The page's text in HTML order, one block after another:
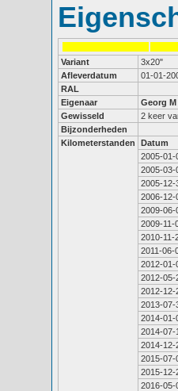
Variant
3x20"
Afleverdatum
01-01-
RAL
Eigenaar
Georg M
Gewisseld
2 keer
Bijzonderheden
Kilometerstanden
Datum
2005-01-
2005-03-
2005-12-
2006-12-
2009-06-
2009-11-
2010-11-
2011-06-
2012-01-
2012-05-
2012-12-
2013-07-
2014-01-
2014-07-
2014-12-
2015-07-
2015-12-
2016-05-